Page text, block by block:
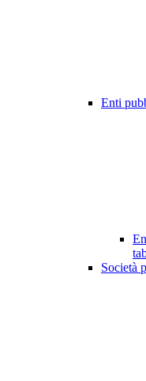
Enti
Società